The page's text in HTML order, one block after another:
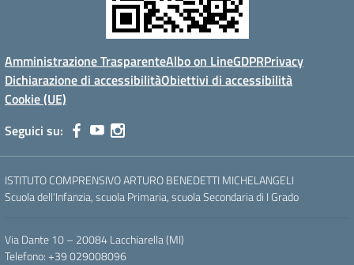
Amministrazione TrasparenteAlbo on LineGDPRPrivacy
Dichiarazione di accessibilitàObiettivi di accessibilità
Cookie (UE)
Seguici su:
ISTITUTO COMPRENSIVO ARTURO BENEDETTI MICHELANGELI
Scuola dell'Infanzia, scuola Primaria, scuola Secondaria di I Grado
Via Dante 10 – 20084 Lacchiarella (MI)
Telefono: +39 029008096